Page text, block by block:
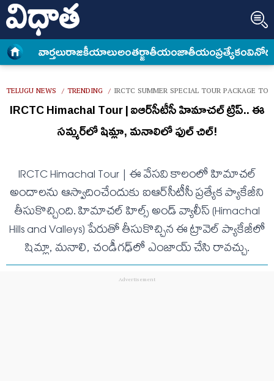
వార్త‌లురాజకీయాలుఅంత‌ర్జాతీయంజాతీయంప్రత్యేకం
TELUGU NEWS / TRENDING / IRCTC SUMMER SPECIAL TOUR PACKAGE
IRCTC Himachal Tour | ఐఆర్‌సీటీసీ హిమాచల్ ట్రిప్.. ఈ
సమ్మర్‌లో షిమ్లా, మనాలిలో ఫుల్ చిల్!
IRCTC Himachal Tour | ఈ వేసవి కాలంలో హిమాచల్
అందాలను ఆస్వాదించేందుకు ఐఆర్‌సీటీసీ ప్రత్యేక ప్యాకేజీని
తీసుకొచ్చింది. హిమాచల్ హిల్స్ అండ్ వ్యాలీస్ (Himachal
Hills and Valleys) పేరుతో తీసుకొచ్చిన ఈ ట్రావెల్ ప్యాకేజీలో
షిమ్లా, మనాలి, చండీగఢ్‌లో ఎంజాయ్ చేసి రావచ్చు.